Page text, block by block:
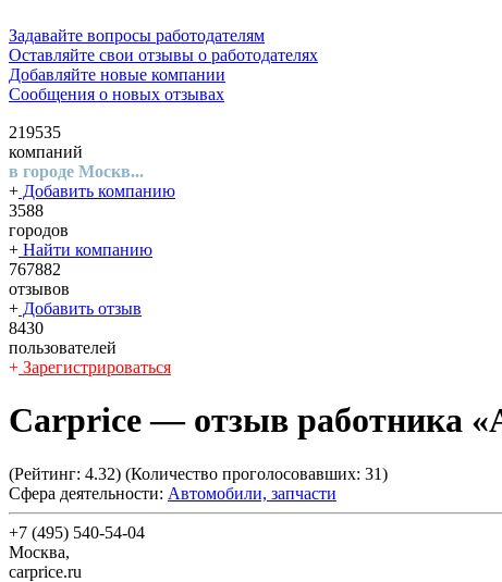
Задавайте вопросы работодателям
Оставляйте свои отзывы о работодателях
Добавляйте новые компании
Сообщения о новых отзывах
219535
компаний
в городе Москв...
+ Добавить компанию
3588
городов
+ Найти компанию
767882
отзывов
+ Добавить отзыв
8430
пользователей
+ Зарегистрироваться
Carprice— отзыв работника
(Рейтинг: 4.32) (Количество проголосовавших: 31)
Сфера деятельности: Автомобили, запчасти
+7 (495) 540-54-04
Москва,
carprice.ru